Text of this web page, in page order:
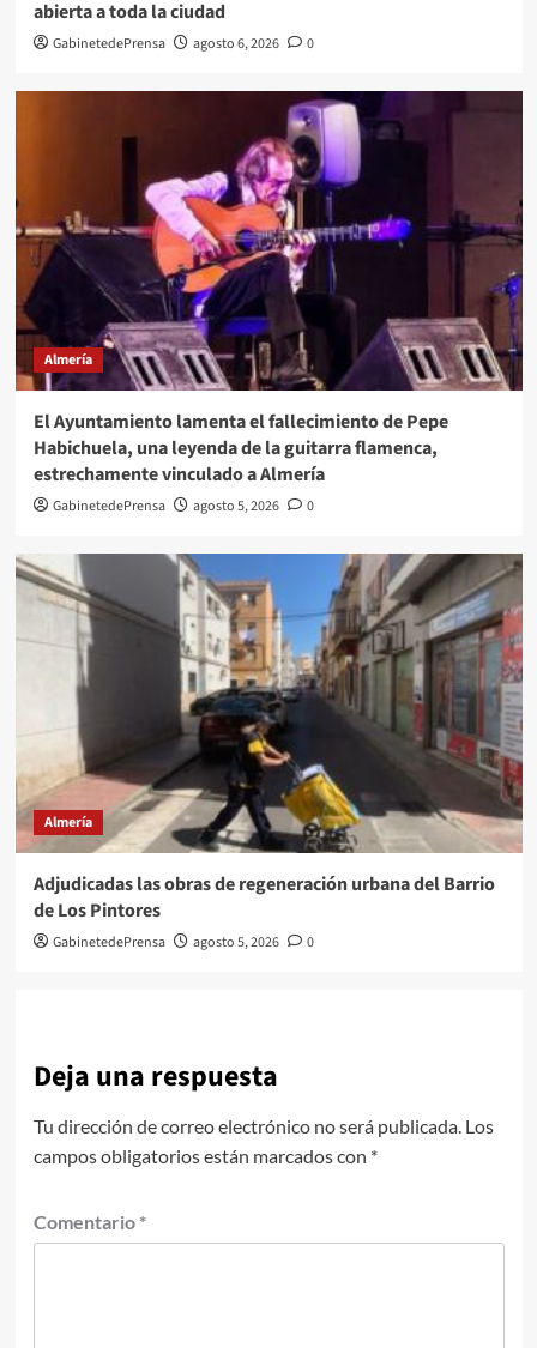
abierta a toda la ciudad
GabinetedePrensa agosto 6, 2026 0
Almería
El Ayuntamiento lamenta el fallecimiento de Pepe
Habichuela, una leyenda de la guitarra flamenca,
estrechamente vinculado a Almería
GabinetedePrensa agosto 5, 2026 0
Almería
Adjudicadas las obras de regeneración urbana del Barrio
de Los Pintores
GabinetedePrensa agosto 5, 2026 0
Deja una respuesta
Tu dirección de correo electrónico no será publicada. Los
campos obligatorios están marcados con *
Comentario *